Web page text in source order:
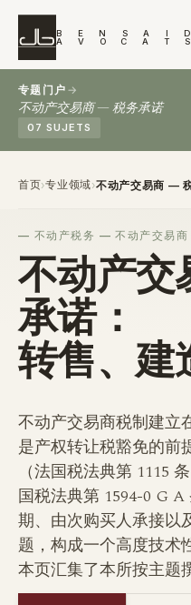
B E N S A I
D
A
V O C A T S
专题门户 →
不动产交易商 — 税务承诺
07 SUJETS
首页›专业领域›不动产交易商 —
不动产税务 — 不动产交易商
不动产交
承诺：
转售、建
不动产交易商税制建立
是产权转让税豁免的前
（法国税法典第 1115
国税法典第 1594-0 G
期、由次购买人承接以
题，构成一个高度技术
本页汇集了本所按主题